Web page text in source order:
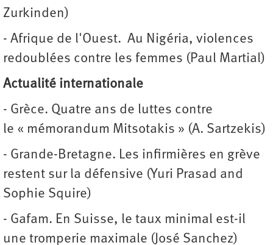
Zurkinden)
- Afrique de l'Ouest. Au Nigéria, violences
redoublées contre les femmes (Paul Martial)
Actualité internationale
- Grèce. Quatre ans de luttes contre
le « mémorandum Mitsotakis » (A. Sartzekis)
- Grande-Bretagne. Les infirmières en grève
restent sur la défensive (Yuri Prasad and
Sophie Squire)
- Gafam. En Suisse, le taux minimal est-il
une tromperie maximale (José Sanchez)